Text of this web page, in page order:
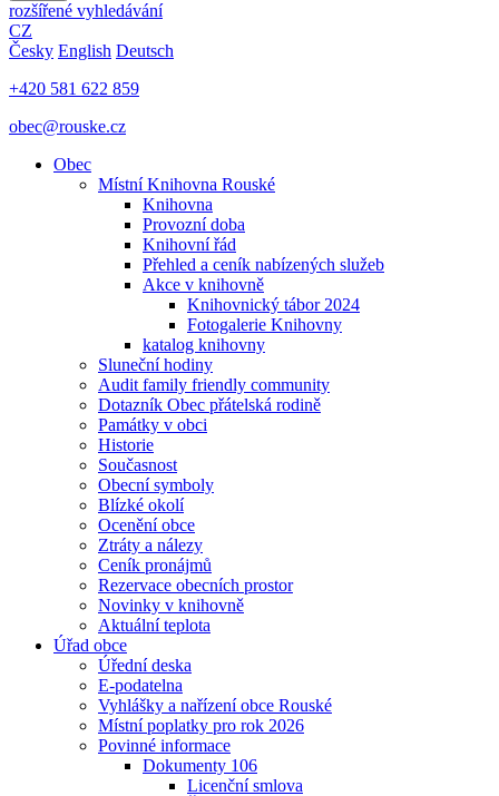
rozšířené vyhledávání
CZ
Česky English Deutsch
+420 581 622 859
obec@rouske.cz
Obec
Místní Knihovna Rouské
Knihovna
Provozní doba
Knihovní řád
Přehled a ceník nabízených služeb
Akce v knihovně
Knihovnický tábor 2024
Fotogalerie Knihovny
katalog knihovny
Sluneční hodiny
Audit family friendly community
Dotazník Obec přátelská rodině
Památky v obci
Historie
Současnost
Obecní symboly
Blízké okolí
Ocenění obce
Ztráty a nálezy
Ceník pronájmů
Rezervace obecních prostor
Novinky v knihovně
Aktuální teplota
Úřad obce
Úřední deska
E-podatelna
Vyhlášky a nařízení obce Rouské
Místní poplatky pro rok 2026
Povinné informace
Dokumenty 106
Licenční smlova